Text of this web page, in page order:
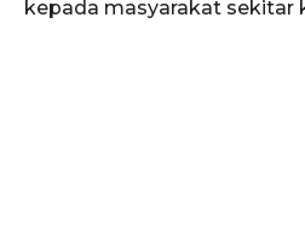
kepada masyarakat sekitar